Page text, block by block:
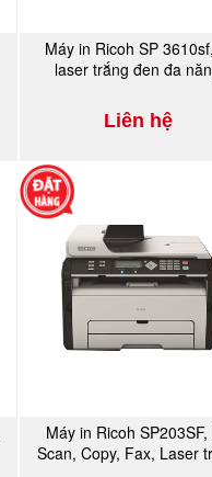
Máy in Ricoh SP
laser trắng đen đa
Liên hệ
MUA NGAY
Máy in Ricoh SP203SF,
Scan, Copy, Fax, Laser
MUA NGAY